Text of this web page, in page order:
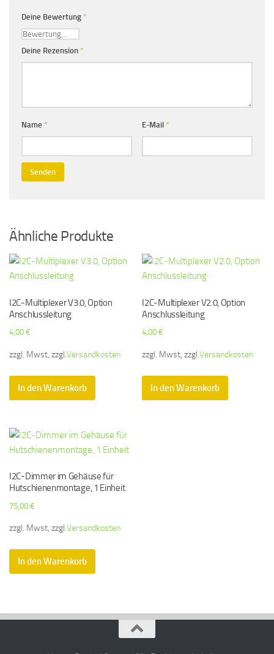
Deine Bewertung *
Deine Rezension *
Name * E-Mail *
Ähnliche Produkte
I2C-Multiplexer V3.0, Option
Anschlussleitung
4,00 €
zzgl. Mwst, zzgl. Versandkosten
In den Warenkorb
I2C-Multiplexer V2.0, Option
Anschlussleitung
4,00€
zzgl. Mwst, zzgl.Versandkosten
In den Warenkorb
I2C-Dimmer im Gehäuse für
Hutschienenmontage, 1 Einheit
75,00 €
zzgl. Mwst, zzgl. Versandkosten
In den Warenkorb